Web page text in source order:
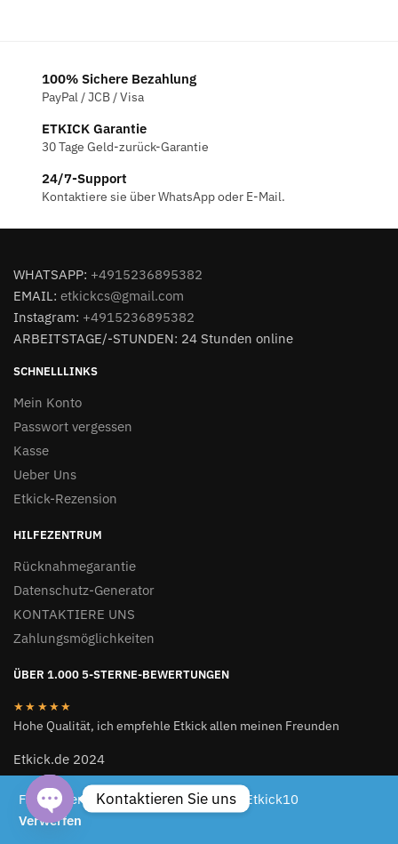
Für begrenzte Zeit 10 % Rabattcode: Etkick10
Verwerfen
100% Sichere Bezahlung
PayPal / JCB / Visa
ETKICK Garantie
30 Tage Geld-zurück-Garantie
24/7-Support
Kontaktiere sie über WhatsApp oder E-Mail.
WHATSAPP: +4915236895382
EMAIL: etkickcs@gmail.com
Instagram: +4915236895382
ARBEITSTAGE/-STUNDEN: 24 Stunden online
SCHNELLLINKS
Mein Konto
Passwort vergessen
Kasse
Ueber Uns
Etkick-Rezension
HILFEZENTRUM
Rücknahmegarantie
Datenschutz-Generator
KONTAKTIERE UNS
Zahlungsmöglichkeiten
ÜBER 1.000 5-STERNE-BEWERTUNGEN
★★★★★
Hohe Qualität, ich empfehle Etkick allen meinen Freunden
Etkick.de 2024
ETKICK.DE 2024
Kontaktieren Sie uns